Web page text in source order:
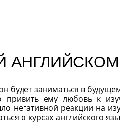
будет заниматься в
привить ему любовь к
негативной реакции на
о курсах английского